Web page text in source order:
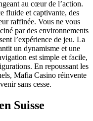
au cœur de l’action.
fluide et captivante, des
raffinée. Vous ne vous
par des environnements
l’expérience de jeu. La
un dynamisme et une
est simple et facile,
En repoussant les
Mafia Casino réinvente
sans cesse.
Suisse